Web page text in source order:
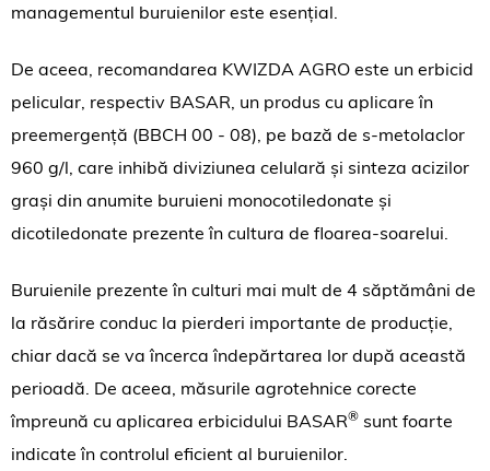
managementul buruienilor este esențial.
De aceea, recomandarea KWIZDA AGRO este un erbicid
pelicular, respectiv BASAR, un produs cu aplicare în
preemergență (BBCH 00 - 08), pe bază de s-metolaclor
960 g/l, care inhibă diviziunea celulară și sinteza acizilor
grași din anumite buruieni monocotiledonate și
dicotiledonate prezente în cultura de floarea-soarelui.
Buruienile prezente în culturi mai mult de 4 săptămâni de
la răsărire conduc la pierderi importante de producție,
chiar dacă se va încerca îndepărtarea lor după această
perioadă. De aceea, măsurile agrotehnice corecte
împreună cu aplicarea erbicidului BASAR® sunt foarte
indicate în controlul eficient al buruienilor.